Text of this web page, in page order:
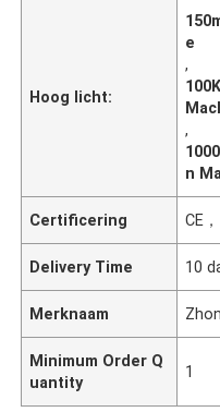
Hoog licht:
e
,
,
n
Certificering CE
Delivery Time 10
Merknaam
Minimum Order Q
uantity
1